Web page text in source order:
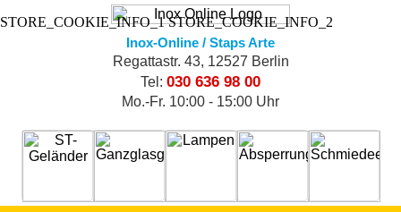
STORE_COOKIE_INFO_1STORE_COOKIE_INFO_2
Inox-Online / Staps Arte
Regattastr. 43, 12527 Berlin
Tel: 030 636 98 00
Mo.-Fr. 10:00 - 15:00 Uhr